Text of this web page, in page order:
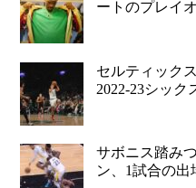
ートのプレイ
セルティック
2022-23シック
サボニス踏み
ン、1試合の